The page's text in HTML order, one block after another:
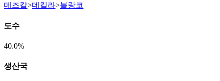
메즈칼>데킬라>블랑코
도수
40.0%
생산국